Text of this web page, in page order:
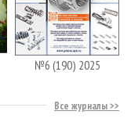
№6 (190) 2025
Все журналы